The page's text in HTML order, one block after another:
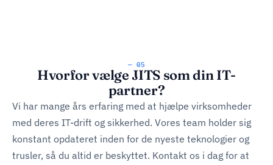
— 05
Hvorfor vælge JITS som din IT-
partner?
Vi har mange års erfaring med at hjælpe virksomheder
med deres IT-drift og sikkerhed. Vores team holder sig
konstant opdateret inden for de nyeste teknologier og
trusler, så du altid er beskyttet. Kontakt os i dag for at